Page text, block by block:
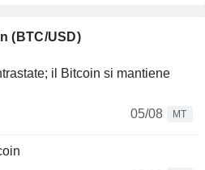
(BTC/USD)
il Bitcoin si mantiene
05/08
MT